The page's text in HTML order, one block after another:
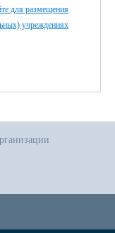
для размещения
учреждениях